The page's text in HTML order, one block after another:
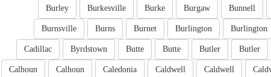
Bunnell
Burgaw
Burke
Burkesville
Burley
Burlington
Burlington
Burnet
Burns
Burnsville
Butler
Butler
Butte
Butte
Byrdstown
Cadillac
Caldwell
Caldwell
Caledonia
Calhoun
Calhoun